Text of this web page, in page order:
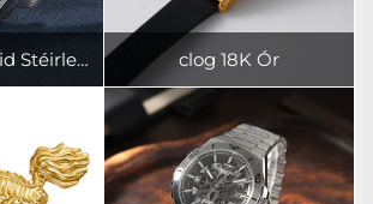
Uaireadóir Airgid Stéirleach clog 18K Ór